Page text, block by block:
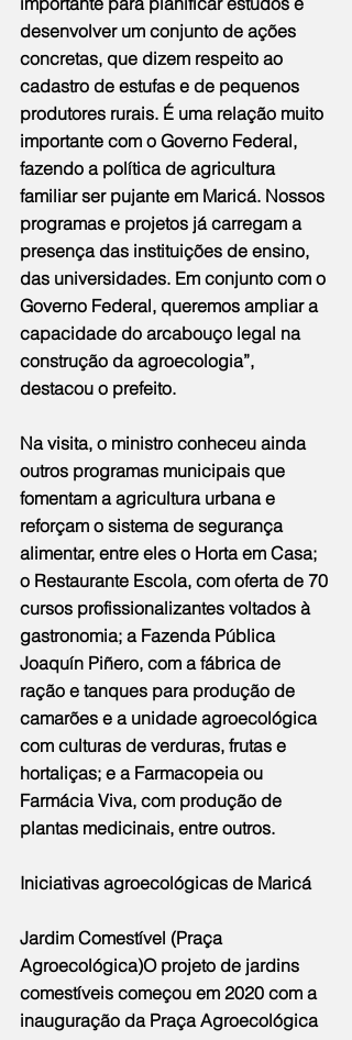
desenvolver um conjunto de ações
concretas, que dizem respeito ao
cadastro de estufas e de pequenos
produtores rurais. É uma relação muito
importante com o Governo Federal,
fazendo a política de agricultura
familiar ser pujante em Maricá. Nossos
programas e projetos já carregam a
presença das instituições de ensino,
das universidades. Em conjunto com o
Governo Federal, queremos ampliar a
capacidade do arcabouço legal na
construção da agroecologia”,
destacou o prefeito.
Na visita, o ministro conheceu ainda
outros programas municipais que
fomentam a agricultura urbana e
reforçam o sistema de segurança
alimentar, entre eles o Horta em Casa;
o Restaurante Escola, com oferta de 70
cursos profissionalizantes voltados à
gastronomia; a Fazenda Pública
Joaquín Piñero, com a fábrica de
ração e tanques para produção de
camarões e a unidade agroecológica
com culturas de verduras, frutas e
hortaliças; e a Farmacopeia ou
Farmácia Viva, com produção de
plantas medicinais, entre outros.
Iniciativas agroecológicas de Maricá
Jardim Comestível (Praça
Agroecológica)O projeto de jardins
comestíveis começou em 2020 com a
inauguração da Praça Agroecológica